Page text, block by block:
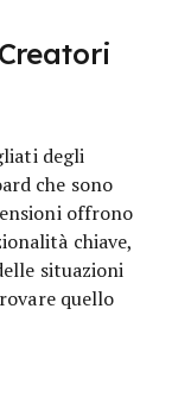
degli
che sono
offrono
chiave,
situazioni
quello